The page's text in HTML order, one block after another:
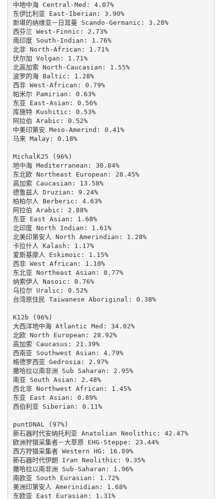
中地中海 Central-Med: 4.07%
东伊比利亚 East-Iberian: 3.90%
斯堪的纳维亚－日耳曼 Scando-Germanic: 3.28%
西芬兰 West-Finnic: 2.73%
南印度 South-Indian: 1.76%
北非 North-African: 1.71%
伏尔加 Volgan: 1.71%
北高加索 North-Caucasian: 1.55%
波罗的海 Baltic: 1.28%
西非 West-African: 0.79%
帕米尔 Pamirian: 0.63%
东亚 East-Asian: 0.56%
库施特 Kushitic: 0.53%
阿拉伯 Arabic: 0.52%
中美印第安 Meso-Amerind: 0.41%
马来 Malay: 0.18%
MichalK25 (96%)
地中海 Mediterranean: 30.84%
东北欧 Northeast European: 28.45%
高加索 Caucasian: 13.58%
德鲁兹人 Druzian: 9.24%
柏柏尔人 Berberic: 4.63%
阿拉伯 Arabic: 2.88%
东亚 East Asian: 1.68%
北印度 North Indian: 1.61%
北美印第安人 North Amerindian: 1.28%
卡拉什人 Kalash: 1.17%
爱斯基摩人 Eskimoic: 1.15%
西非 West African: 1.10%
东北亚 Northeast Asian: 0.77%
纳索伊人 Nasoic: 0.76%
乌拉尔 Uralic: 0.52%
台湾原住民 Taiwanese Aboriginal: 0.38%
K12b (96%)
大西洋地中海 Atlantic Med: 34.02%
北欧 North European: 28.92%
高加索 Caucasus: 21.39%
西南亚 Southwest Asian: 4.79%
格德罗西亚 Gedrosia: 2.97%
撒哈拉以南非洲 Sub Saharan: 2.95%
南亚 South Asian: 2.48%
西北非 Northwest African: 1.45%
东亚 East Asian: 0.89%
西伯利亚 Siberian: 0.11%
puntDNAL (97%)
新石器时代安纳托利亚 Anatolian Neolithic: 42.47%
欧洲狩猎采集者－大草原 EHG-Steppe: 23.44%
西方狩猎采集者 Western HG: 16.89%
新石器时代伊朗 Iran Neolithic: 9.35%
撒哈拉以南非洲 Sub-Saharan: 1.96%
南欧亚 South Eurasian: 1.72%
美洲印第安人 Amerinidian: 1.68%
东欧亚 East Eurasian: 1.31%